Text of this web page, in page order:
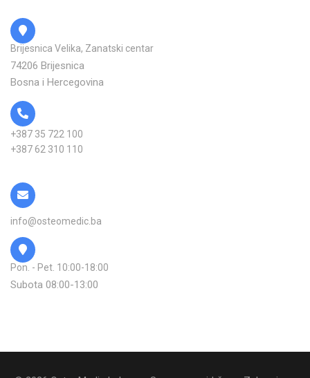
Brijesnica Velika, Zanatski centar
74206 Brijesnica
Bosna i Hercegovina
+387 35 722 100
+387 62 310 110
info@osteomedic.ba
Pon. - Pet. 10:00-18:00
Subota 08:00-13:00